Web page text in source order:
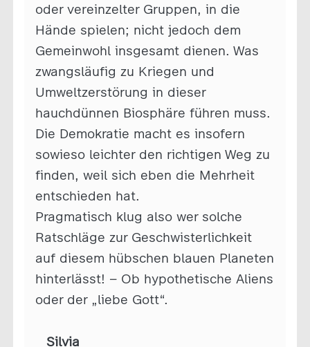
oder vereinzelter Gruppen, in die
Hände spielen; nicht jedoch dem
Gemeinwohl insgesamt dienen. Was
zwangsläufig zu Kriegen und
Umweltzerstörung in dieser
hauchdünnen Biosphäre führen muss.
Die Demokratie macht es insofern
sowieso leichter den richtigen Weg zu
finden, weil sich eben die Mehrheit
entschieden hat.
Pragmatisch klug also wer solche
Ratschläge zur Geschwisterlichkeit
auf diesem hübschen blauen Planeten
hinterlässt! – Ob hypothetische Aliens
oder der „liebe Gott“.
Silvia